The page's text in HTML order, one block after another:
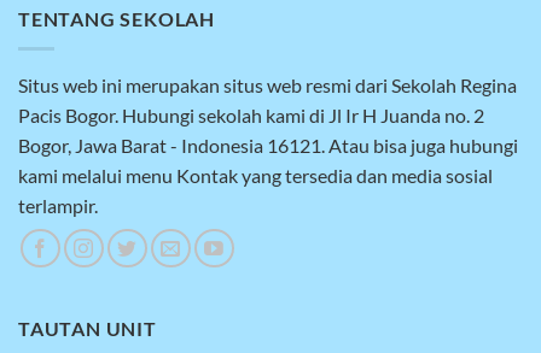
TENTANG SEKOLAH
Situs web ini merupakan situs web resmi dari Sekolah Regina
Pacis Bogor. Hubungi sekolah kami di Jl Ir H Juanda no. 2
Bogor, Jawa Barat - Indonesia 16121. Atau bisa juga hubungi
kami melalui menu Kontak yang tersedia dan media sosial
terlampir.
TAUTAN UNIT